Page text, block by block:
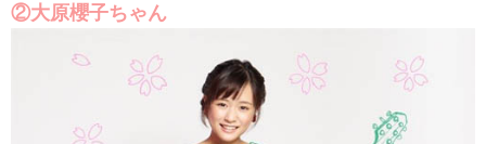
②大原櫻子ちゃん